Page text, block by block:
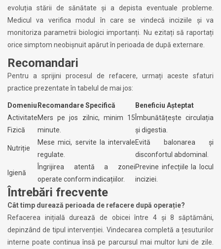
evoluția stării de sănătate și a depista eventuale probleme.
Medicul va verifica modul în care se vindecă inciziile și va
monitoriza parametrii biologici importanți. Nu ezitați să raportați
orice simptom neobișnuit apărut în perioada de după externare.
Recomandari
Pentru a sprijini procesul de refacere, urmați aceste sfaturi
practice prezentate în tabelul de mai jos:
DomeniuRecomandare Specifică
Beneficiu Așteptat
Activitate
Fizică
Mers pe jos zilnic, minim 15
minute.
Îmbunătățește circulația
și digestia.
Nutriție
Mese mici, servite la intervale
regulate.
Evită balonarea și
disconfortul abdominal.
Igienă
Îngrijirea atentă a zonei
operate conform indicațiilor.
Previne infecțiile la locul
inciziei.
Întrebări frecvente
Cât timp durează perioada de refacere după operație?
Refacerea inițială durează de obicei între 4 și 8 săptămâni,
depinzând de tipul intervenției. Vindecarea completă a țesuturilor
interne poate continua însă pe parcursul mai multor luni de zile.